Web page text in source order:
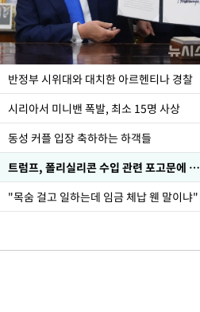
반정부 시위대와 대치한 아르헨티나 경찰
시리아서 미니밴 폭발, 최소 15명 사상
동성 커플 입장 축하하는 하객들
트럼프, 폴리실리콘 수입 관련 포고문에 서명
"목숨 걸고 일하는데 임금 체납 웬 말이냐"